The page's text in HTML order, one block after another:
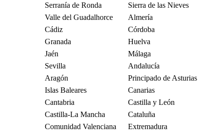
Serranía de Ronda
Sierra de las Nieves
Valle del Guadalhorce
Almería
Cádiz
Córdoba
Granada
Huelva
Jaén
Málaga
Sevilla
Andalucía
Aragón
Principado de Asturias
Islas Baleares
Canarias
Cantabria
Castilla y León
Castilla-La Mancha
Cataluña
Comunidad Valenciana
Extremadura